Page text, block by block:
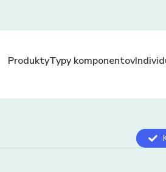
ProduktyTypy komponentov